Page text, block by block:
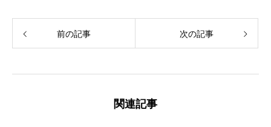
前の記事 次の記事
関連記事